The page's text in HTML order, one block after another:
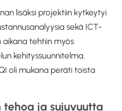
lisäksi projektiin kytkeytyi
sekä ICT-
aikana tehtiin myös
kehityssuunnitelma.
oli mukana peräti toista
ja sujuvuutta